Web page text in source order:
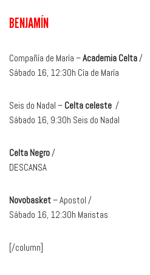
BENJAMÍN
Compañía de María –Academia Celta/
Sábado 16, 12:30h Cía de María
Seis do Nadal – Celta celeste /
Sábado 16, 9:30h Seis do Nadal
Celta Negro/
DESCANSA
Novobasket– Apostol /
Sábado 16, 12:30h Maristas
[/column]